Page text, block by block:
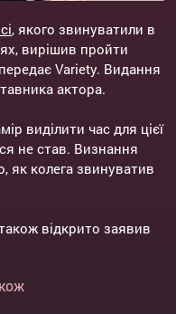
, якого звинуватили в
вирішив пройти
Variety. Видання
актора.
виділити час для цієї
не став. Визнання
як колега звинуватив
відкрито заявив